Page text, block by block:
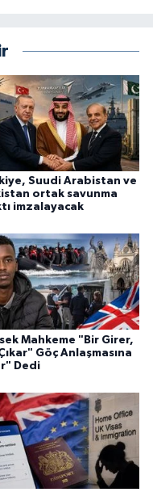
Suudi Arabistan ve
ortak savunma
imzalayacak
Mahkeme "Bir Girer,
Göç Anlaşmasına
Dedi